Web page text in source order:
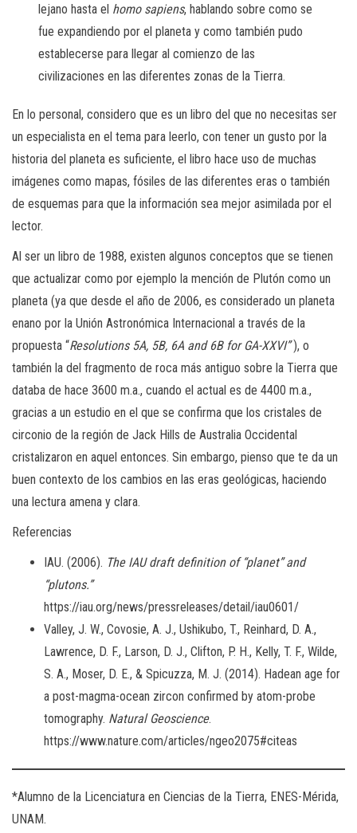
lejano hasta el homo sapiens, hablando sobre como se
fue expandiendo por el planeta y como también pudo
establecerse para llegar al comienzo de las
civilizaciones en las diferentes zonas de la Tierra.
En lo personal, considero que es un libro del que no necesitas ser
un especialista en el tema para leerlo, con tener un gusto por la
historia del planeta es suficiente, el libro hace uso de muchas
imágenes como mapas, fósiles de las diferentes eras o también
de esquemas para que la información sea mejor asimilada por el
lector.
Al ser un libro de 1988, existen algunos conceptos que se tienen
que actualizar como por ejemplo la mención de Plutón como un
planeta (ya que desde el año de 2006, es considerado un planeta
enano por la Unión Astronómica Internacional a través de la
propuesta “Resolutions 5A, 5B, 6A and 6B for GA-XXVI”), o
también la del fragmento de roca más antiguo sobre la Tierra que
databa de hace 3600 m.a., cuando el actual es de 4400 m.a.,
gracias a un estudio en el que se confirma que los cristales de
circonio de la región de Jack Hills de Australia Occidental
cristalizaron en aquel entonces. Sin embargo, pienso que te da un
buen contexto de los cambios en las eras geológicas, haciendo
una lectura amena y clara.
Referencias
IAU. (2006). The IAU draft definition of “planet” and
“plutons.”
https://iau.org/news/pressreleases/detail/iau0601/
Valley, J. W., Covosie, A. J., Ushikubo, T., Reinhard, D. A.,
Lawrence, D. F., Larson, D. J., Clifton, P. H., Kelly, T. F., Wilde,
S. A., Moser, D. E., & Spicuzza, M. J. (2014). Hadean age for
a post-magma-ocean zircon confirmed by atom-probe
tomography. Natural Geoscience.
https://www.nature.com/articles/ngeo2075#citeas
*Alumno de la Licenciatura en Ciencias de la Tierra, ENES-Mérida,
UNAM.